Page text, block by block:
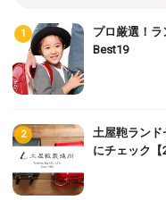
プロ厳選！
Best19
土屋鞄ランド
にチェック【